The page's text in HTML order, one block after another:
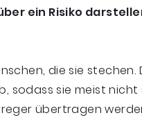
ein Risiko
die sie stechen.
sodass sie meist
übertragen